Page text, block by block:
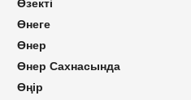
Өзекті
Өнеге
Өнер
Өнер Сахнасында
Өңір